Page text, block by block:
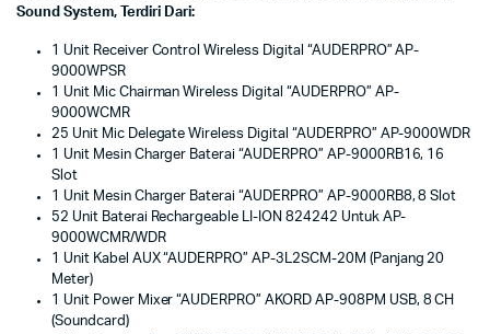
Sound System, Terdiri Dari:
1 Unit Receiver Control Wireless Digital “AUDERPRO” AP-
9000WPSR
1 Unit Mic Chairman Wireless Digital “AUDERPRO” AP-
9000WCMR
25 Unit Mic Delegate Wireless Digital “AUDERPRO” AP-9000WDR
1 Unit Mesin Charger Baterai “AUDERPRO” AP-9000RB16, 16
Slot
1 Unit Mesin Charger Baterai “AUDERPRO” AP-9000RB8, 8 Slot
52 Unit Baterai Rechargeable LI-ION 824242 Untuk AP-
9000WCMR/WDR
1 Unit Kabel AUX “AUDERPRO” AP-3L2SCM-20M (Panjang 20
Meter)
1 Unit Power Mixer “AUDERPRO” AKORD AP-908PM USB, 8 CH
(Soundcard)